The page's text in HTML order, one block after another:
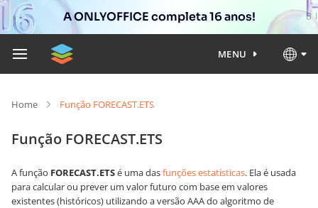
A ONLYOFFICE completa 16 anos!
MENU
Home Função FORECAST.ETS
Função FORECAST.ETS
A função FORECAST.ETSé uma dasfunções estatísticas. Ela é usada
para calcular ou prever um valor futuro com base em valores
existentes (históricos) utilizando a versão AAA do algoritmo de